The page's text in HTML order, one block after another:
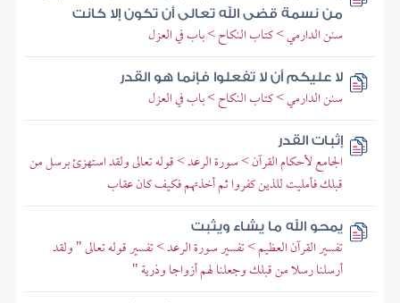
من نسمة قضى الله تعالى أن تكون إلا كانت
سنن الدارمي > كتاب النكاح > باب في العزل
لا عليكم أن لا تفعلوا فإنما هو القدر
سنن الدارمي > كتاب النكاح > باب في العزل
إثبات القدر
الجامع لأحكام القرآن > سورة الرعد > قوله تعالى ولقد استهزئ برسل من
قبلك فأمليت للذين كفروا ثم أخذتهم فكيف كان عقاب
يمحو الله ما يشاء ويثبت
تفسير القرآن العظيم > تفسير سورة الرعد > تفسير قوله تعالى " ولقد
أرسلنا رسلا من قبلك وجعلنا لهم أزواجا وذرية "